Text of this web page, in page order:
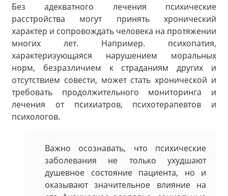
Без адекватного лечения психические
расстройства могут принять хронический
характер и сопровождать человека на протяжении
многих лет. Например. психопатия,
характеризующаяся нарушением моральных
норм, безразличием к страданиям других и
отсутствием совести, может стать хронической и
требовать продолжительного мониторинга и
лечения от психиатров, психотерапевтов и
психологов.
Важно осознавать, что психические
заболевания не только ухудшают
душевное состояние пациента, но и
оказывают значительное влияние на